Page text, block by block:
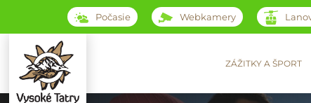
Počasie Webkamery
ZÁŽITKY A ŠPORT